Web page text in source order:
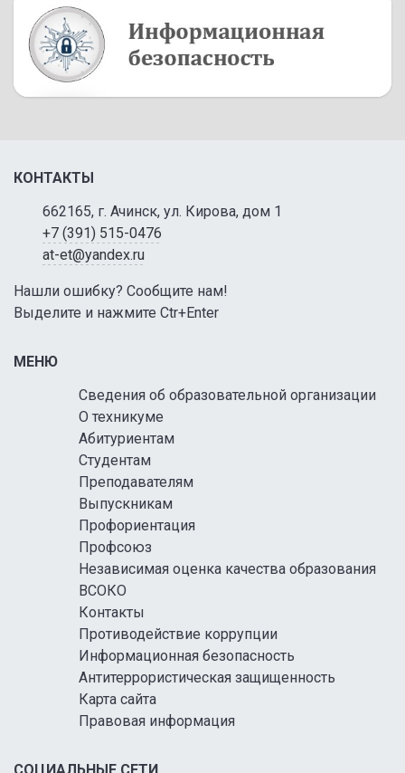
КОНТАКТЫ
662165, г. Ачинск, ул. Кирова, дом 1
+7 (391) 515-0476
at-et@yandex.ru
Нашли ошибку? Сообщите нам!
Выделите и нажмите Ctr+Enter
МЕНЮ
Сведения об образовательной организации
О техникуме
Абитуриентам
Студентам
Преподавателям
Выпускникам
Профориентация
Профсоюз
Независимая оценка качества образования
ВСОКО
Контакты
Противодействие коррупции
Информационная безопасность
Антитеррористическая защищенность
Карта сайта
Правовая информация